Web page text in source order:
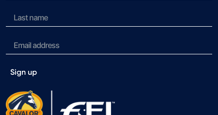
Sign up